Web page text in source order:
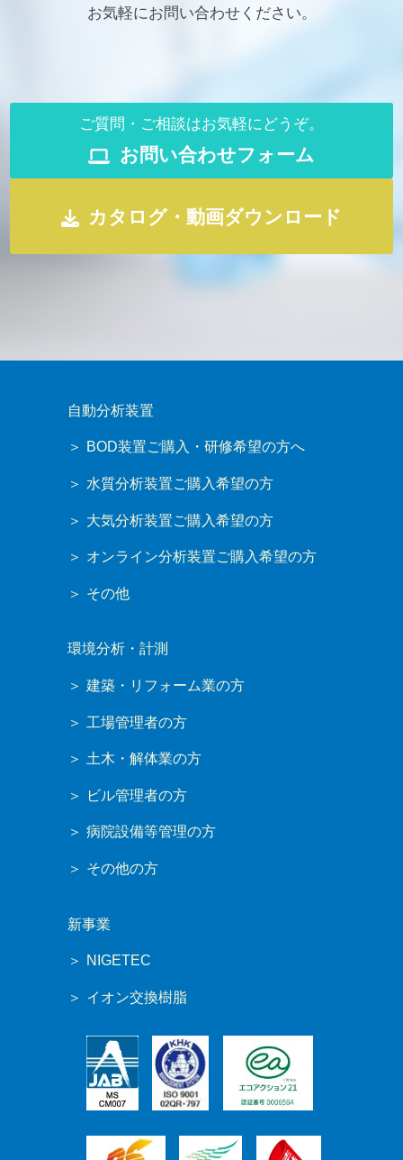
お気軽にお問い合わせください。
ご質問・ご相談はお気軽にどうぞ。
お問い合わせフォーム
カタログ・動画ダウンロード
自動分析装置
BOD装置ご購入・研修希望の方へ
水質分析装置ご購入希望の方
大気分析装置ご購入希望の方
オンライン分析装置ご購入希望の方
その他
環境分析・計測
建築・リフォーム業の方
工場管理者の方
土木・解体業の方
ビル管理者の方
病院設備等管理の方
その他の方
新事業
NIGETEC
イオン交換樹脂